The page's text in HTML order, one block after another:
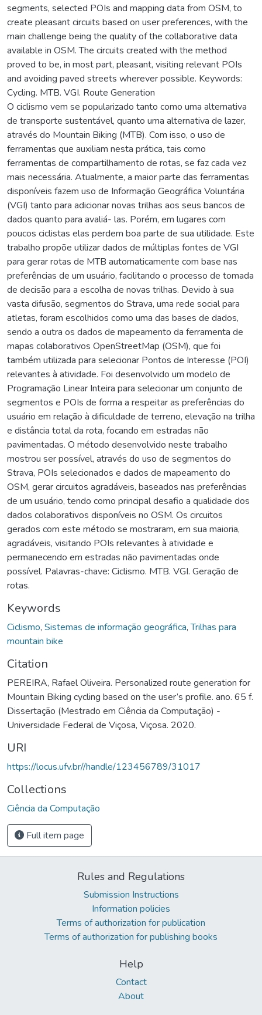
segments, selected POIs and mapping data from OSM, to
create pleasant circuits based on user preferences, with the
main challenge being the quality of the collaborative data
available in OSM. The circuits created with the method
proved to be, in most part, pleasant, visiting relevant POIs
and avoiding paved streets wherever possible. Keywords:
Cycling. MTB. VGI. Route Generation
O ciclismo vem se popularizado tanto como uma alternativa
de transporte sustentável, quanto uma alternativa de lazer,
através do Mountain Biking (MTB). Com isso, o uso de
ferramentas que auxiliam nesta prática, tais como
ferramentas de compartilhamento de rotas, se faz cada vez
mais necessária. Atualmente, a maior parte das ferramentas
disponíveis fazem uso de Informação Geográfica Voluntária
(VGI) tanto para adicionar novas trilhas aos seus bancos de
dados quanto para avaliá- las. Porém, em lugares com
poucos ciclistas elas perdem boa parte de sua utilidade. Este
trabalho propõe utilizar dados de múltiplas fontes de VGI
para gerar rotas de MTB automaticamente com base nas
preferências de um usuário, facilitando o processo de tomada
de decisão para a escolha de novas trilhas. Devido à sua
vasta difusão, segmentos do Strava, uma rede social para
atletas, foram escolhidos como uma das bases de dados,
sendo a outra os dados de mapeamento da ferramenta de
mapas colaborativos OpenStreetMap (OSM), que foi
também utilizada para selecionar Pontos de Interesse (POI)
relevantes à atividade. Foi desenvolvido um modelo de
Programação Linear Inteira para selecionar um conjunto de
segmentos e POIs de forma a respeitar as preferências do
usuário em relação à dificuldade de terreno, elevação na trilha
e distância total da rota, focando em estradas não
pavimentadas. O método desenvolvido neste trabalho
mostrou ser possível, através do uso de segmentos do
Strava, POIs selecionados e dados de mapeamento do
OSM, gerar circuitos agradáveis, baseados nas preferências
de um usuário, tendo como principal desafio a qualidade dos
dados colaborativos disponíveis no OSM. Os circuitos
gerados com este método se mostraram, em sua maioria,
agradáveis, visitando POIs relevantes à atividade e
permanecendo em estradas não pavimentadas onde
possível. Palavras-chave: Ciclismo. MTB. VGI. Geração de
rotas.
Keywords
Ciclismo, Sistemas de informação geográfica,Trilhas para
mountain bike
Citation
PEREIRA, Rafael Oliveira. Personalized route generation for
Mountain Biking cycling based on the user’s profile. ano. 65 f.
Dissertação (Mestrado em Ciência da Computação) -
Universidade Federal de Viçosa, Viçosa. 2020.
URI
https://locus.ufv.br//handle/123456789/31017
Collections
Ciência da Computação
Full item page
Rules and Regulations
Submission Instructions
Information policies
Terms of authorization for publication
Terms of authorization for publishing books
Help
Contact
About